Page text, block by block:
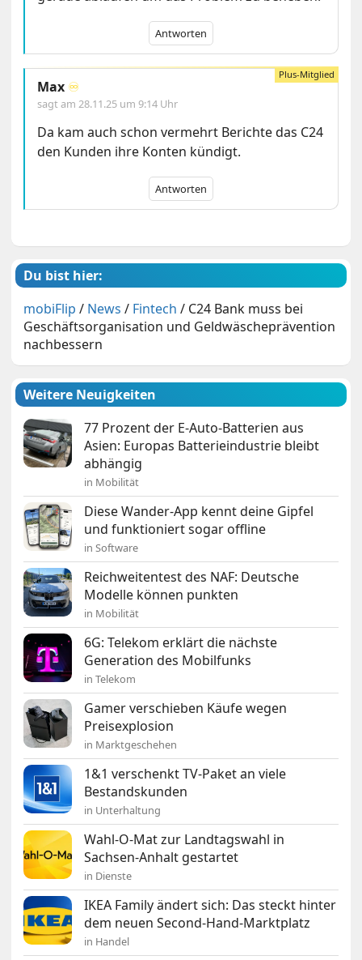
Antworten
Max ♾️
sagt am 28.11.25 um 9:14 Uhr
Da kam auch schon vermehrt Berichte das C24
den Kunden ihre Konten kündigt.
Antworten
Du bist hier:
mobiFlip / News / Fintech / C24 Bank muss bei
Geschäftsorganisation und Geldwäscheprävention
nachbessern
Weitere Neuigkeiten
77 Prozent der E-Auto-Batterien aus
Asien: Europas Batterieindustrie bleibt
abhängig
in Mobilität
Diese Wander-App kennt deine Gipfel
und funktioniert sogar offline
in Software
Reichweitentest des NAF: Deutsche
Modelle können punkten
in Mobilität
6G: Telekom erklärt die nächste
Generation des Mobilfunks
in Telekom
Gamer verschieben Käufe wegen
Preisexplosion
in Marktgeschehen
1&1 verschenkt TV-Paket an viele
Bestandskunden
in Unterhaltung
Wahl-O-Mat zur Landtagswahl in
Sachsen-Anhalt gestartet
in Dienste
IKEA Family ändert sich: Das steckt hinter
dem neuen Second-Hand-Marktplatz
in Handel